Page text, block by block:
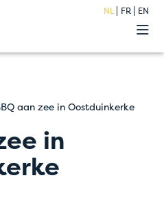
NL FR EN
Acties
aan zee in Oostduinkerke
in